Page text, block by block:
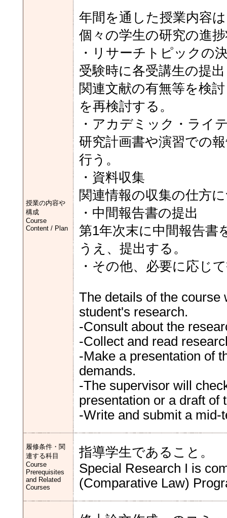
授業の内容や
構成
Course
Content / Plan
年間を通した授業内容
個々の学生の研究の進
・リサーチトピックの
受験時に各受講生の提
関連文献の有無等を検
を再検討する。
・アカデミック・ライ
研究計画書や演習での
行う。
・資料収集
関連情報の収集の仕方
・中間報告書の提出
第1年次末に中間報告書
うえ、提出する。
・その他、必要に応じ
The details of the course
student's research.
-Consult about the
-Collect and read
-Make a presentation of
demands.
-The supervisor will
presentation or a draft of
-Write and submit a
履修条件・関
連する科目
Course
Prerequisites
and Related
Courses
指導学生であること。
Special Research I is
(Comparative Law)